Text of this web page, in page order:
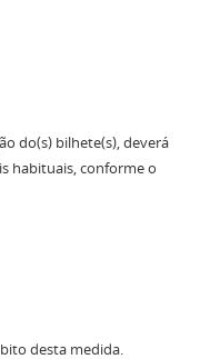
do(s) bilhete(s), deverá
habituais, conforme o
desta medida.